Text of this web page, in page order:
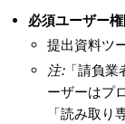
必須ユーザー
提出資料ツ
注:「請負業
ーザーはプ
「読み取